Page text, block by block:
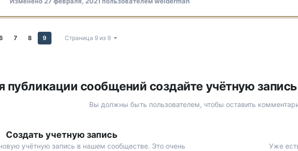
7 8 9 Страница 9 из 9
публикации сообщений создайте учётную
Вы должны быть пользователем, чтобы оставить
Создать учетную запись
учётную запись в нашем сообществе. Это очень
Уже